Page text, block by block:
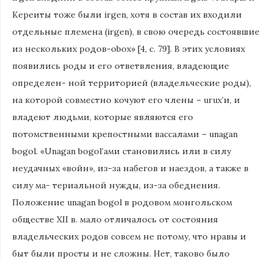
Кереиты тоже были irgen, хотя в состав их входили
отдельные племена (irgen), в свою очередь состоявшие
из нескольких родов-оbох» [4, с. 79]. В этих условиях
появились роды и его ответвления, владеющие
определен- ной территорией (владельческие роды),
на которой совместно кочуют его члены – urux’и, и
владеют людьми, которые являются его
потомственными крепостными вассалами – unagan
bogol. «Unagan bogol’ами становились или в силу
неудачных «войн», из-за набегов и наездов, а также в
силу ма- териальной нужды, из-за обеднения.
Положение unagan bogol в родовом монгольском
обществе XII в. мало отличалось от состояния
владельческих родов совсем не потому, что нравы и
быт были просты и не сложны. Нет, таково было